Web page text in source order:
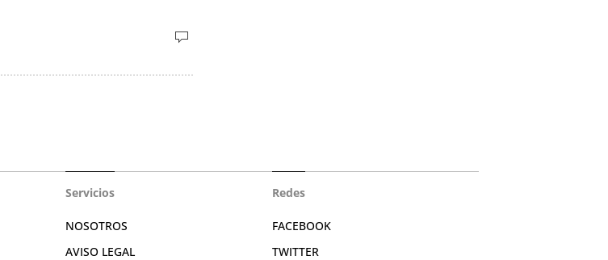
Servicios
NOSOTROS
AVISO LEGAL
Redes
FACEBOOK
TWITTER